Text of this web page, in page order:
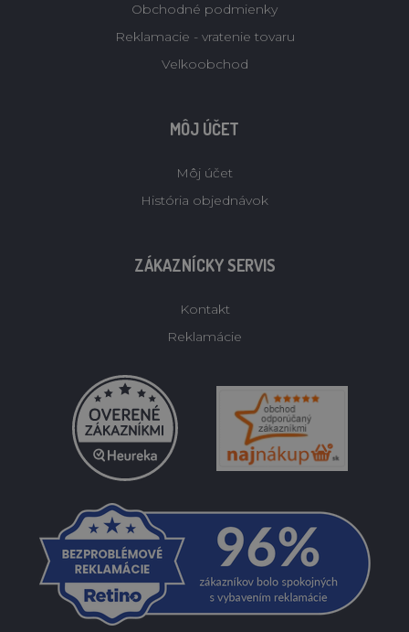
Obchodné podmienky
Reklamacie - vratenie tovaru
Velkoobchod
MÔJ ÚČET
Môj účet
História objednávok
ZÁKAZNÍCKY SERVIS
Kontakt
Reklamácie